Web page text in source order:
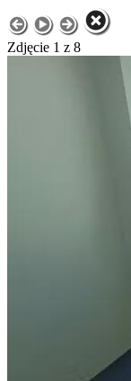
Zdjęcie 1 z 8